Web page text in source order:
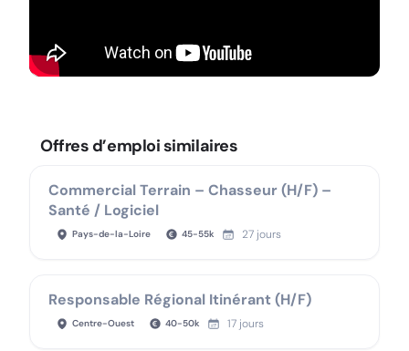
Offres d’emploi similaires
Commercial Terrain – Chasseur (H/F) –
Santé / Logiciel
Pays-de-la-Loire 45-55k 27 jours
Responsable Régional Itinérant (H/F)
Centre-Ouest 40-50k 17 jours